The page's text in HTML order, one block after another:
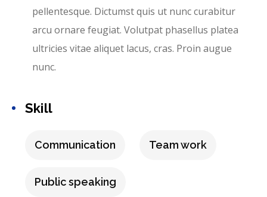
pellentesque. Dictumst quis ut nunc curabitur
arcu ornare feugiat. Volutpat phasellus platea
ultricies vitae aliquet lacus, cras. Proin augue
nunc.
Skill
Communication Team work
Public speaking